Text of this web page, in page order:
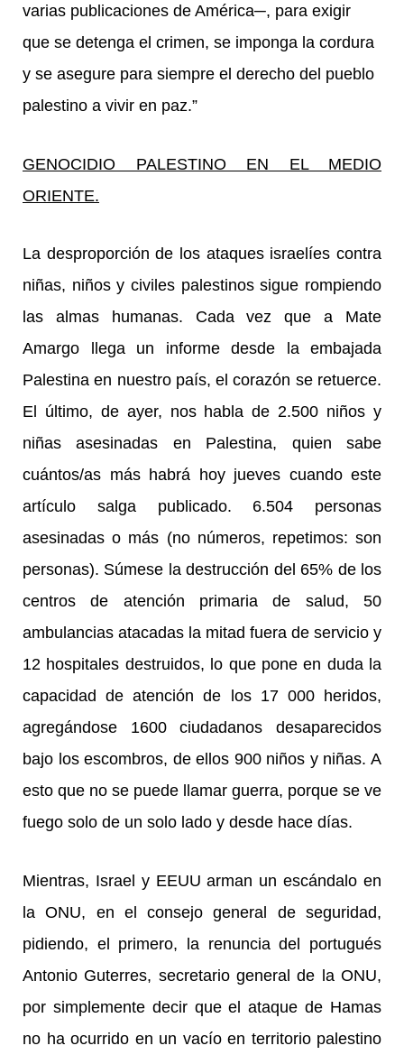
varias publicaciones de América─, para exigir
que se detenga el crimen, se imponga la cordura
y se asegure para siempre el derecho del pueblo
palestino a vivir en paz.”
GENOCIDIO PALESTINO EN EL MEDIO
ORIENTE.
La desproporción de los ataques israelíes contra
niñas, niños y civiles palestinos sigue rompiendo
las almas humanas. Cada vez que a Mate
Amargo llega un informe desde la embajada
Palestina en nuestro país, el corazón se retuerce.
El último, de ayer, nos habla de 2.500 niños y
niñas asesinadas en Palestina, quien sabe
cuántos/as más habrá hoy jueves cuando este
artículo salga publicado. 6.504 personas
asesinadas o más (no números, repetimos: son
personas). Súmese la destrucción del 65% de los
centros de atención primaria de salud, 50
ambulancias atacadas la mitad fuera de servicio y
12 hospitales destruidos, lo que pone en duda la
capacidad de atención de los 17 000 heridos,
agregándose 1600 ciudadanos desaparecidos
bajo los escombros, de ellos 900 niños y niñas. A
esto que no se puede llamar guerra, porque se ve
fuego solo de un solo lado y desde hace días.
Mientras, Israel y EEUU arman un escándalo en
la ONU, en el consejo general de seguridad,
pidiendo, el primero, la renuncia del portugués
Antonio Guterres, secretario general de la ONU,
por simplemente decir que el ataque de Hamas
no ha ocurrido en un vacío en territorio palestino